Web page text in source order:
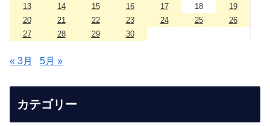
13
14 15 16 17 18
19
20
21 22 23 24 25
26
27
28 29 30
« 3月 5月 »
カテゴリー